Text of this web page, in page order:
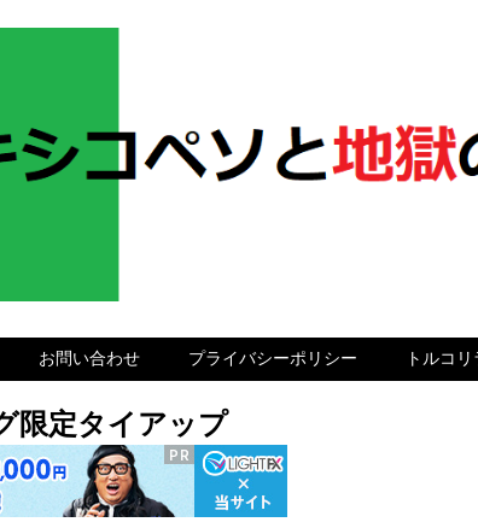
お問い合わせ プライバシーポリシー トルコ
限定タイアップ